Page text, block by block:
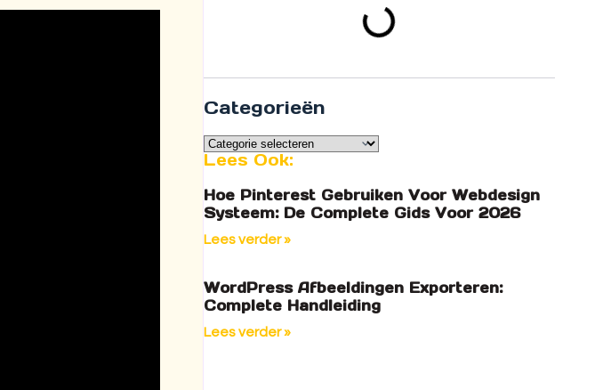
Categorieën
Lees Ook:
Hoe Pinterest Gebruiken Voor Webdesign
Systeem: De Complete Gids Voor 2026
Lees verder »
WordPress Afbeeldingen Exporteren:
Complete Handleiding
Lees verder »